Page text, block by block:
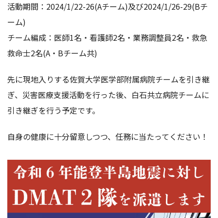
活動期間：2024/1/22-26(Aチーム)及び2024/1/26-29(Bチ
ーム)
チーム編成：医師1名・看護師2名・業務調整員2名・救急
救命士2名(A・Bチーム共)
先に現地入りする佐賀大学医学部附属病院チームを引き継
ぎ、災害医療支援活動を行った後、白石共立病院チームに
引き継ぎを行う予定です。
自身の健康に十分留意しつつ、任務に当たってください！